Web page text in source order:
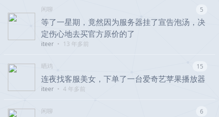
闲聊 5
等了一星期，竟然因为服务器挂了宣告泡汤，决
定伤心地去买官方原价的了
iteer • 13 年多前
晒鸡 15
连夜找客服美女，下单了一台爱奇艺苹果播放器
iteer • 4 年多前
闲聊 6